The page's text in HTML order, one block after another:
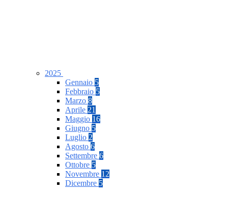
2025
Gennaio 5
Febbraio 5
Marzo 8
Aprile 21
Maggio 16
Giugno 5
Luglio 2
Agosto 6
Settembre 6
Ottobre 5
Novembre 12
Dicembre 5